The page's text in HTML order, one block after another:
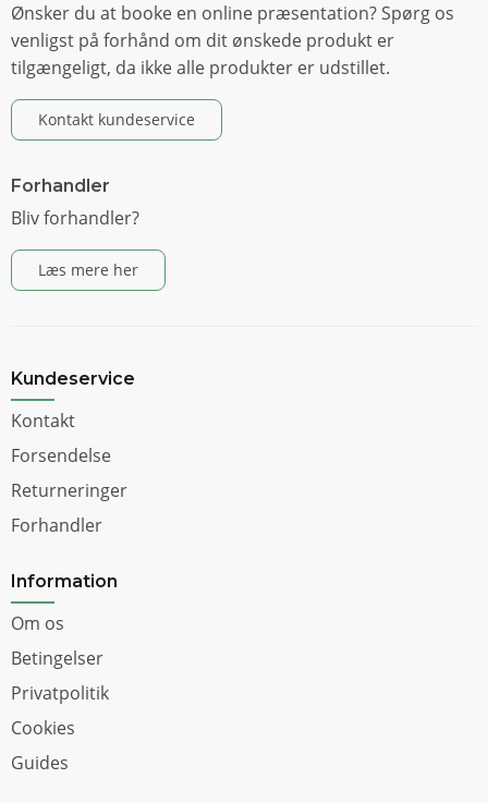
Ønsker du at booke en online præsentation? Spørg os
venligst på forhånd om dit ønskede produkt er
tilgængeligt, da ikke alle produkter er udstillet.
Kontakt kundeservice
Forhandler
Bliv forhandler?
Læs mere her
Kundeservice
Kontakt
Forsendelse
Returneringer
Forhandler
Information
Om os
Betingelser
Privatpolitik
Cookies
Guides